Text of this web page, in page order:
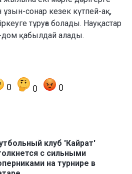
ұзын-сонар кезек күтпей-ақ,
тұруға болады. Науқастар
қабылдай алады.
0 0 0
клуб 'Кайрат'
с сильными
на турнире в